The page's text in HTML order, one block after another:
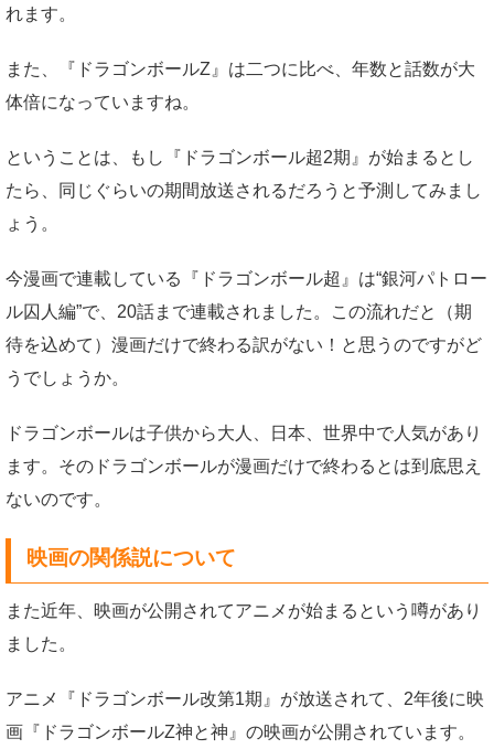
れます。
また、『ドラゴンボールZ』は二つに比べ、年数と話数が大
体倍になっていますね。
ということは、もし『ドラゴンボール超2期』が始まるとし
たら、同じぐらいの期間放送されるだろうと予測してみまし
ょう。
今漫画で連載している『ドラゴンボール超』は“銀河パトロー
ル囚人編”で、20話まで連載されました。この流れだと（期
待を込めて）漫画だけで終わる訳がない！と思うのですがど
うでしょうか。
ドラゴンボールは子供から大人、日本、世界中で人気があり
ます。そのドラゴンボールが漫画だけで終わるとは到底思え
ないのです。
映画の関係説について
また近年、映画が公開されてアニメが始まるという噂があり
ました。
アニメ『ドラゴンボール改第1期』が放送されて、2年後に映
画『ドラゴンボールZ神と神』の映画が公開されています。